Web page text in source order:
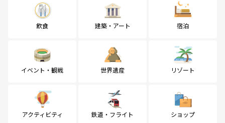
飲食 建築・アート 宿泊
イベント・観戦 世界遺産 リゾート
アクティビティ 鉄道・フライト ショップ